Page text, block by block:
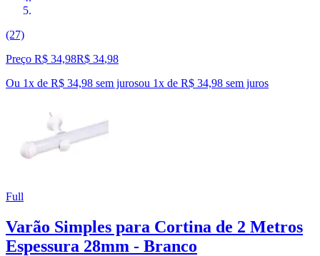
(27)
Preço R$ 34,98R$ 34,98
Ou 1x de R$ 34,98 sem jurosou 1x de R$ 34,98 sem juros
Full
Varão Simples para Cortina de 2 Metros
Espessura 28mm - Branco